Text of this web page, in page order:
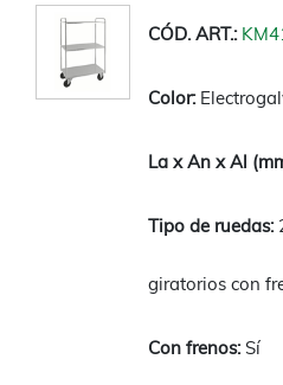
giratorios con
Sí